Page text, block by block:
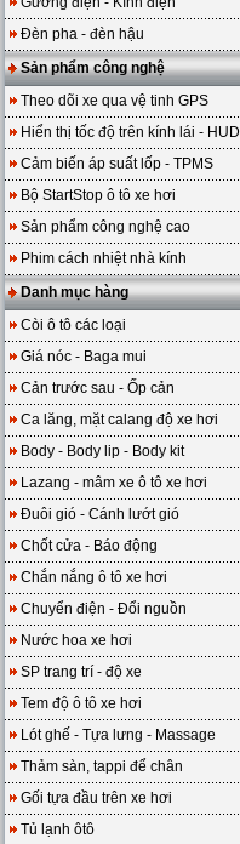
Đèn pha - đèn hậu
Sản phẩm công nghệ
Theo dõi xe qua vệ tinh GPS
Hiển thị tốc độ trên kính lái - HUD
Cảm biến áp suất lốp - TPMS
Bộ StartStop ô tô xe hơi
Sản phẩm công nghệ cao
Phim cách nhiệt nhà kính
Danh mục hàng
Còi ô tô các loại
Giá nóc - Baga mui
Cản trước sau - Ốp cản
Ca lăng, mặt calang độ xe hơi
Body - Body lip - Body kit
Lazang - mâm xe ô tô xe hơi
Đuôi gió - Cánh lướt gió
Chốt cửa - Báo động
Chắn nắng ô tô xe hơi
Chuyển điện - Đổi nguồn
Nước hoa xe hơi
SP trang trí - độ xe
Tem độ ô tô xe hơi
Lót ghế - Tựa lưng - Massage
Thảm sàn, tappi để chân
Gối tựa đầu trên xe hơi
Tủ lạnh ôtô